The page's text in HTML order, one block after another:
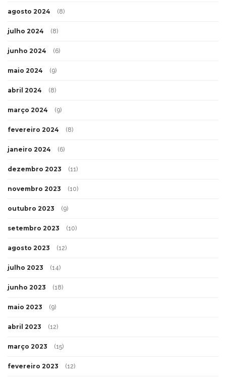
agosto 2024 (8)
julho 2024 (8)
junho 2024 (6)
maio 2024 (9)
abril 2024 (8)
março 2024 (9)
fevereiro 2024 (8)
janeiro 2024 (6)
dezembro 2023 (11)
novembro 2023 (10)
outubro 2023 (9)
setembro 2023 (10)
agosto 2023 (12)
julho 2023 (14)
junho 2023 (18)
maio 2023 (9)
abril 2023 (12)
março 2023 (15)
fevereiro 2023 (12)